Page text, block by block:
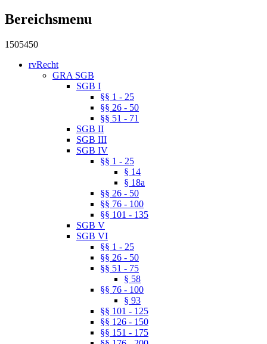
Bereichsmenu
1505450
rvRecht
GRA SGB
SGB I
§§ 1 - 25
§§ 26 - 50
§§ 51 - 71
SGB II
SGB III
SGB IV
§§ 1 - 25
§ 14
§ 18a
§§ 26 - 50
§§ 76 - 100
§§ 101 - 135
SGB V
SGB VI
§§ 1 - 25
§§ 26 - 50
§§ 51 - 75
§ 58
§§ 76 - 100
§ 93
§§ 101 - 125
§§ 126 - 150
§§ 151 - 175